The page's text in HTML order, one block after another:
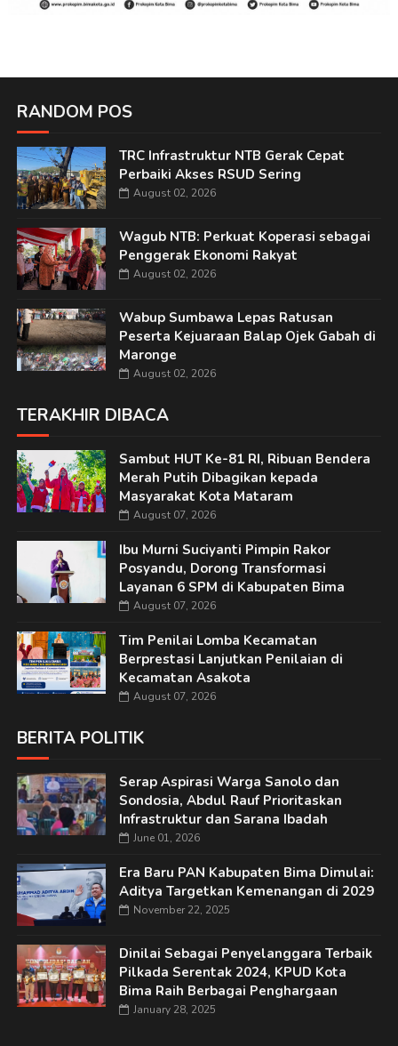
RANDOM POS
TRC Infrastruktur NTB Gerak Cepat
Perbaiki Akses RSUD Sering
August 02, 2026
Wagub NTB: Perkuat Koperasi sebagai
Penggerak Ekonomi Rakyat
August 02, 2026
Wabup Sumbawa Lepas Ratusan
Peserta Kejuaraan Balap Ojek Gabah di
Maronge
August 02, 2026
TERAKHIR DIBACA
Sambut HUT Ke-81 RI, Ribuan Bendera
Merah Putih Dibagikan kepada
Masyarakat Kota Mataram
August 07, 2026
Ibu Murni Suciyanti Pimpin Rakor
Posyandu, Dorong Transformasi
Layanan 6 SPM di Kabupaten Bima
August 07, 2026
Tim Penilai Lomba Kecamatan
Berprestasi Lanjutkan Penilaian di
Kecamatan Asakota
August 07, 2026
BERITA POLITIK
Serap Aspirasi Warga Sanolo dan
Sondosia, Abdul Rauf Prioritaskan
Infrastruktur dan Sarana Ibadah
June 01, 2026
Era Baru PAN Kabupaten Bima Dimulai:
Aditya Targetkan Kemenangan di 2029
November 22, 2025
Dinilai Sebagai Penyelanggara Terbaik
Pilkada Serentak 2024, KPUD Kota
Bima Raih Berbagai Penghargaan
January 28, 2025